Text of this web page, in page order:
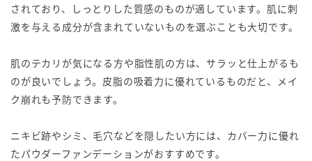
されており、しっとりした質感のものが適しています。肌に刺
激を与える成分が含まれていないものを選ぶことも大切です。
肌のテカリが気になる方や脂性肌の方は、サラッと仕上がるも
のが良いでしょう。皮脂の吸着力に優れているものだと、メイ
ク崩れも予防できます。
ニキビ跡やシミ、毛穴などを隠したい方には、カバー力に優れ
たパウダーファンデーションがおすすめです。